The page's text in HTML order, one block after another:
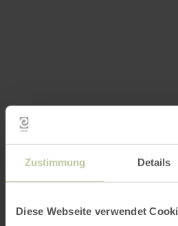
Zustimmung Details
Diese Webseite verwendet